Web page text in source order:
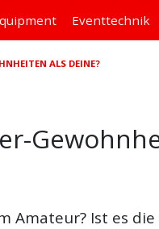
Eventtechnik
ALS DEINE?
Amateur? Ist es